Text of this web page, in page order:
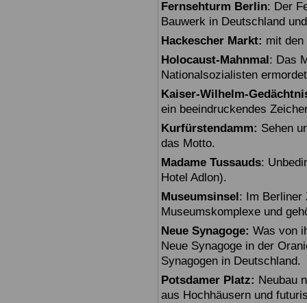
Fernsehturm Berlin: Der
Bauwerk in Deutschland
Hackescher Markt: mit
Holocaust-Mahnmal : Das
Nationalsozialisten
Kaiser-Wilhelm-
ein beeindruckendes
Kurfürstendamm: Sehen
das Motto.
Madame Tussauds:
Hotel Adlon).
Museumsinsel : Im Berliner
Museumskomplexe und
Neue Synagoge: Was von
Neue Synagoge in der
Synagogen in Deutschland.
Potsdamer Platz: Neubau
aus Hochhäusern und